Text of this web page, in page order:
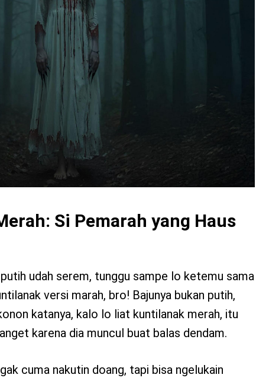
Si Pemarah yang Haus
udah serem, tunggu sampe lo ketemu sama
versi marah, bro! Bajunya bukan putih,
katanya, kalo lo liat kuntilanak merah, itu
karena dia muncul buat balas dendam.
cuma nakutin doang, tapi bisa ngelukain